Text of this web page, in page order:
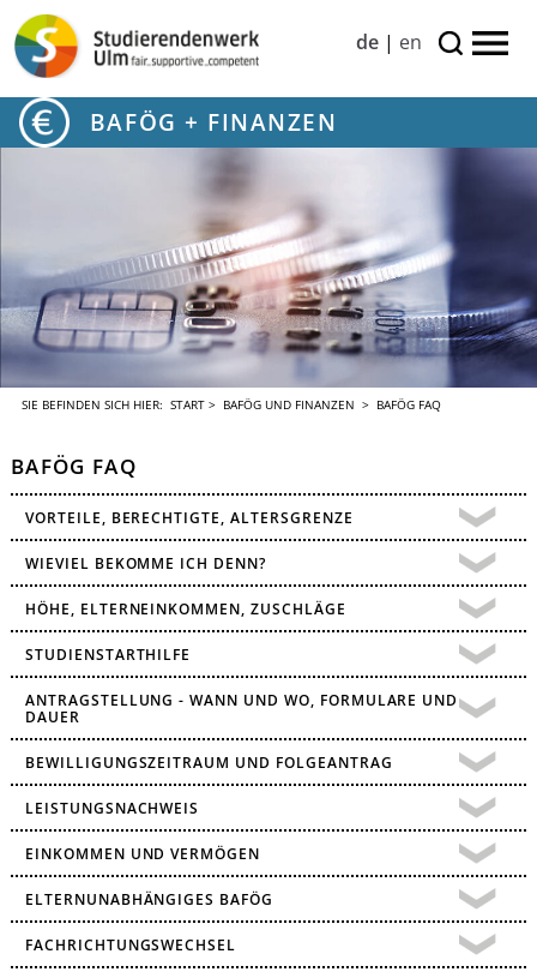
de| en
BAFÖG + FINANZEN
SIE BEFINDEN SICH HIER: START> BAFÖG UND FINANZEN > BAFÖG FAQ
BAFÖG FAQ
VORTEILE, BERECHTIGTE, ALTERSGRENZE
WIEVIEL BEKOMME ICH DENN?
HÖHE, ELTERNEINKOMMEN, ZUSCHLÄGE
STUDIENSTARTHILFE
ANTRAGSTELLUNG - WANN UND WO, FORMULARE UND
DAUER
BEWILLIGUNGSZEITRAUM UND FOLGEANTRAG
LEISTUNGSNACHWEIS
EINKOMMEN UND VERMÖGEN
ELTERNUNABHÄNGIGES BAFÖG
FACHRICHTUNGSWECHSEL